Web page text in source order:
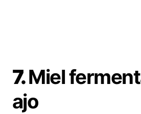
7.Miel
ajo